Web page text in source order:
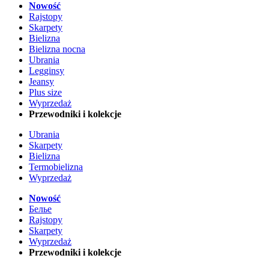
Nowość
Rajstopy
Skarpety
Bielizna
Bielizna nocna
Ubrania
Legginsy
Jeansy
Plus size
Wyprzedaż
Przewodniki i kolekcje
Ubrania
Skarpety
Bielizna
Termobielizna
Wyprzedaż
Nowość
Белье
Rajstopy
Skarpety
Wyprzedaż
Przewodniki i kolekcje